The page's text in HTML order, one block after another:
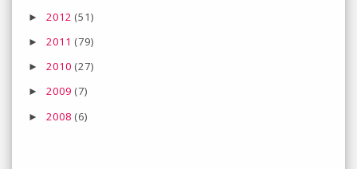
►2012 (51)
►2011 (79)
►2010 (27)
►2009 (7)
►2008 (6)